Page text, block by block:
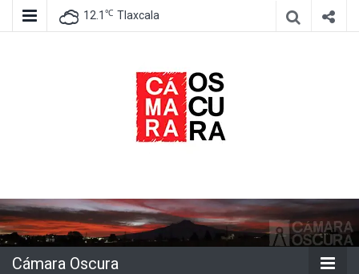
12.1 ℃ Tlaxcala
Cámara
Oscura
Cámara Oscura